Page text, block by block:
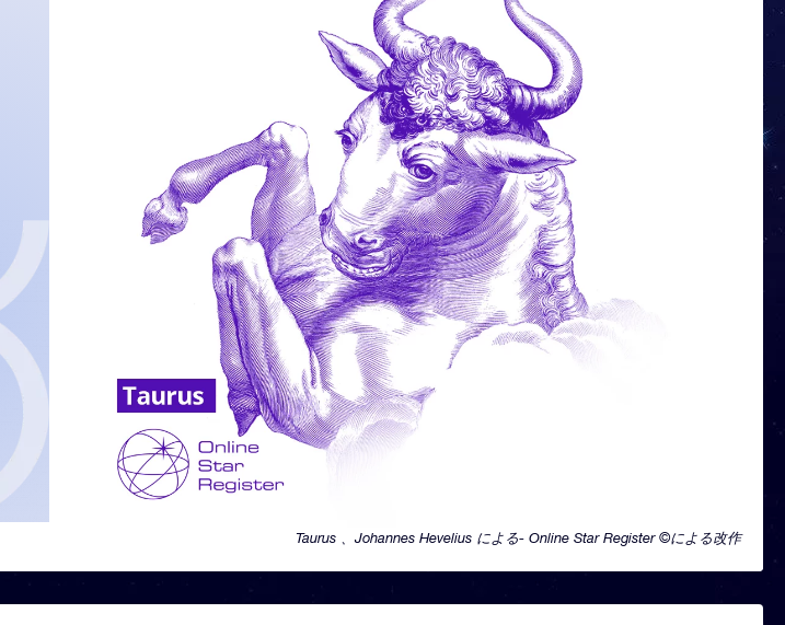
Taurus 、Johannes Hevelius による- Online Star Register ©による改作